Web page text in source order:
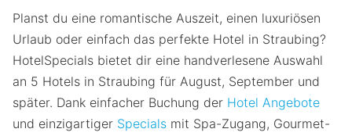
Planst du eine romantische Auszeit, einen luxuriösen
Urlaub oder einfach das perfekte Hotel in Straubing?
HotelSpecials bietet dir eine handverlesene Auswahl
an 5 Hotels in Straubing für August, September und
später. Dank einfacher Buchung der Hotel Angebote
und einzigartiger Specials mit Spa-Zugang, Gourmet-